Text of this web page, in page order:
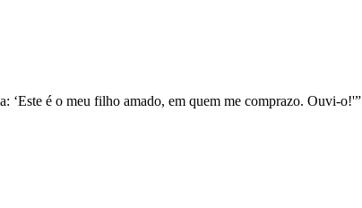
‘Este é o meu filho amado, em quem me comprazo. Ouvi-o!'”